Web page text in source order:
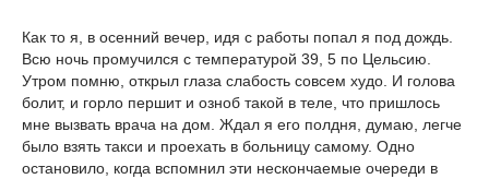
Как то я, в осенний вечер, идя с работы попал я под дождь.
Всю ночь промучился с температурой 39, 5 по Цельсию.
Утром помню, открыл глаза слабость совсем худо. И голова
болит, и горло першит и озноб такой в теле, что пришлось
мне вызвать врача на дом. Ждал я его полдня, думаю, легче
было взять такси и проехать в больницу самому. Одно
остановило, когда вспомнил эти нескончаемые очереди в